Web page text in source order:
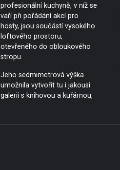
profesionální kuchyně, v níž se
vaří při pořádání akcí pro
hosty, jsou součástí vysokého
loftového prostoru,
otevřeného do obloukového
stropu.
Jeho sedmimetrová výška
umožnila vytvořit tu i jakousi
galerii s knihovou a kuřárnou,